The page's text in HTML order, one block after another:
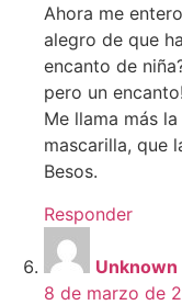
Ahora me
alegro de que
encanto de
pero un
Me llama más
mascarilla, que
Besos.
Responder
Unknown
8 de marzo de